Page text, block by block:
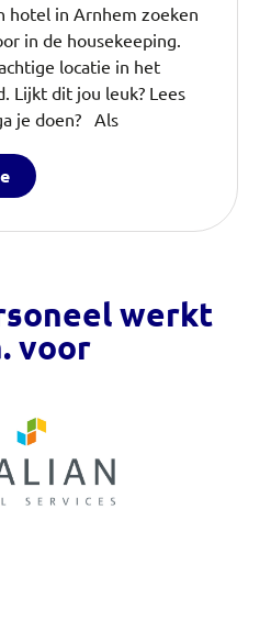
hotel in Arnhem zoeken
in de housekeeping.
locatie in het
Lijkt dit jou leuk? Lees
je doen? Als
werkt
voor